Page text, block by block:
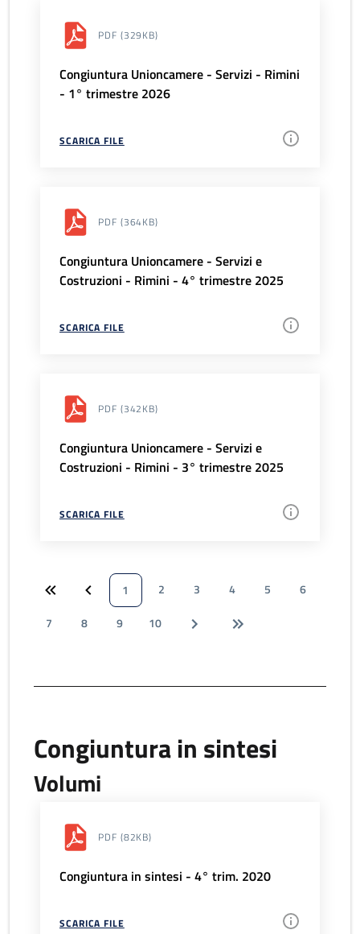
PDF (329KB)
Congiuntura Unioncamere - Servizi - Rimini
- 1° trimestre 2026
SCARICA FILE
PDF (364KB)
Congiuntura Unioncamere - Servizi e
Costruzioni - Rimini - 4° trimestre 2025
SCARICA FILE
PDF (342KB)
Congiuntura Unioncamere - Servizi e
Costruzioni - Rimini - 3° trimestre 2025
SCARICA FILE
1 2 3 4 5
6
7
8 9 10
Congiuntura in sintesi
Volumi
PDF (82KB)
Congiuntura in sintesi - 4° trim. 2020
SCARICA FILE